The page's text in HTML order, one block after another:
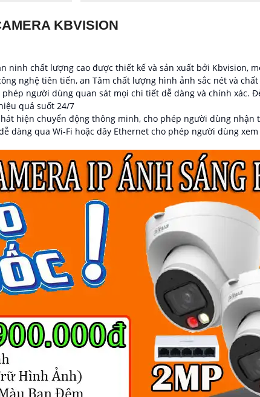
KBVISION
ninh chất lượng cao được thiết kế và sản xuất bởi Kbvision,
nghệ tiên tiến, an Tâm chất lượng hình ảnh sắc nét và
người dùng quan sát mọi chi tiết dễ dàng và chính xác.
quả suốt 24/7
hiện chuyển động thông minh, cho phép người dùng
dàng qua Wi-Fi hoặc dây Ethernet cho phép người dùng